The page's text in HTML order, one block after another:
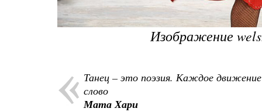
Изображение
Танец – это поэзия. Каждое
слово
Мата Хари